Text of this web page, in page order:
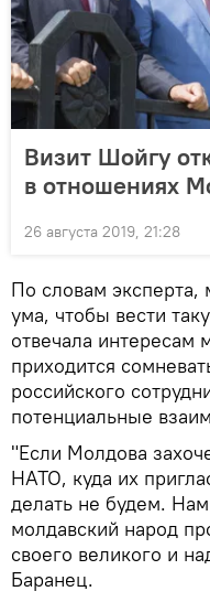
Визит Шойгу
в отношениях
26 августа 2019, 21:28
По словам эксперта,
ума, чтобы вести
отвечала интересам
приходится
российского
потенциальные
"Если Молдова
НАТО, куда их
делать не будем.
молдавский народ
своего великого и
Баранец.